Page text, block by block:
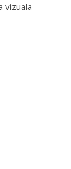
vizuala